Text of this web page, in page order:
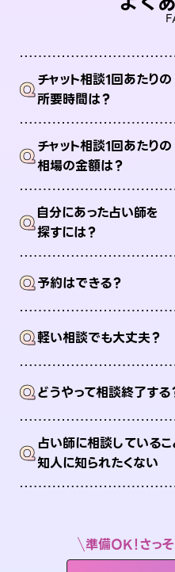
Qチャット相談1回あたりの
所要時間は？
Qチャット相談1回あたりの
相場の金額は？
Q自分にあった占い師を
探すには？
Q予約はできる？
Q軽い相談でも大丈夫？
Qどうやって相談終了する
Q占い師に相談しているこ
知人に知られたくない
準備OK！さっ